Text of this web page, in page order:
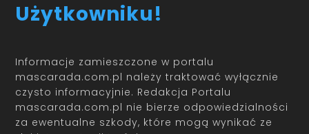
Użytkowniku!
Informacje zamieszczone w portalu
mascarada.com.pl należy traktować wyłącznie
czysto informacyjnie. Redakcja Portalu
mascarada.com.pl nie bierze odpowiedzialności
za ewentualne szkody, które mogą wynikać ze